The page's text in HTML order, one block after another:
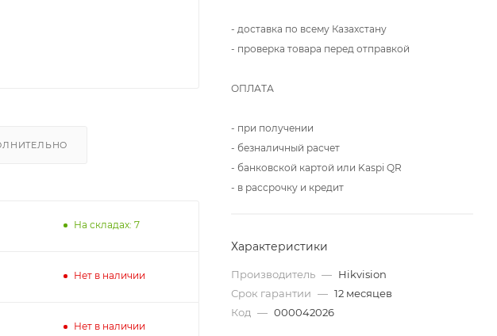
На складах: 7
Нет в наличии
Нет в наличии
- доставка по всему Казахстану
- проверка товара перед отправкой
ОПЛАТА
- при получении
- безналичный расчет
- банковской картой или Kaspi QR
- в рассрочку и кредит
Характеристики
Производитель — Hikvision
Срок гарантии — 12 месяцев
Код — 000042026